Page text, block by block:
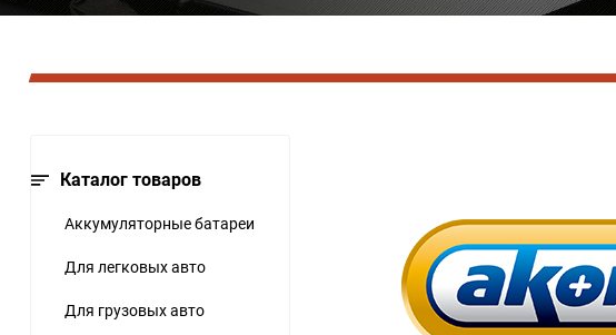
Каталог товаров
Аккумуляторные батареи
Для легковых авто
Для грузовых авто